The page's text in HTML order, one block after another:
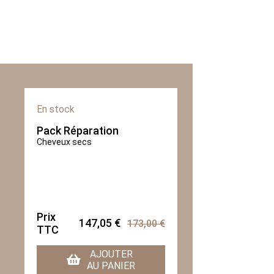
En stock
Pack Réparation
Cheveux secs
Prix
TTC
147,05 € 173,00 €
AJOUTER
AU PANIER